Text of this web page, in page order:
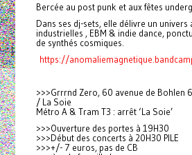
Bercée au post punk et aux fêtes
Dans ses dj-sets, elle délivre un univers
industrielles , EBM & indie dance,
de synthés cosmiques.
https://
>>>Grrrnd Zero, 60 avenue de Bohlen
/ La Soie
Métro A & Tram T3 : arrêt ‘La Soie’
>>>Ouverture des portes à 19H30
>>>Début des concerts à 20H30 PILE
>>>+/- 7 euros, pas de CB